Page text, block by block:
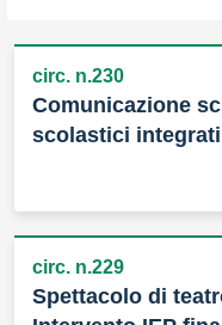
circ. n.230
Comunicazione
scolastici
circ. n.229
Spettacolo di